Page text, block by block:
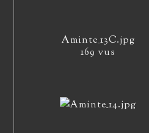
Aminte_13C.jpg
169 vus